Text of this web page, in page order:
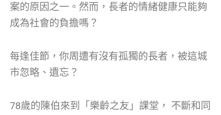
案的原因之一。然而，長者的情緒健康只能夠
成為社會的負擔嗎？
每逢佳節，你周遭有沒有孤獨的長者，被這城
市忽略、遺忘？
78歲的陳伯來到「樂齡之友」課堂， 不斷和同